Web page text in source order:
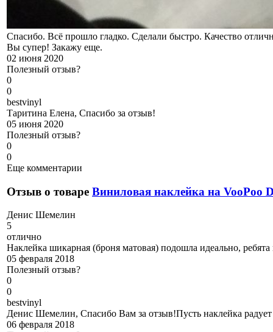
Спасибо. Всё прошло гладко. Сделали быстро. Качество
Вы супер! Закажу еще.
02 июня 2020
Полезный отзыв?
0
0
bestvinyl
Таритина Елена, Спасибо за отзыв!
05 июня 2020
Полезный отзыв?
0
0
Еще комментарии
Отзыв о товаре Виниловая наклейка на VooPoo
Денис Шемелин
5
отлично
Наклейка шикарная (броня матовая) подошла идеально,
05 февраля 2018
Полезный отзыв?
0
0
bestvinyl
Денис Шемелин, Спасибо Вам за отзыв!Пусть наклейка радует
06 февраля 2018